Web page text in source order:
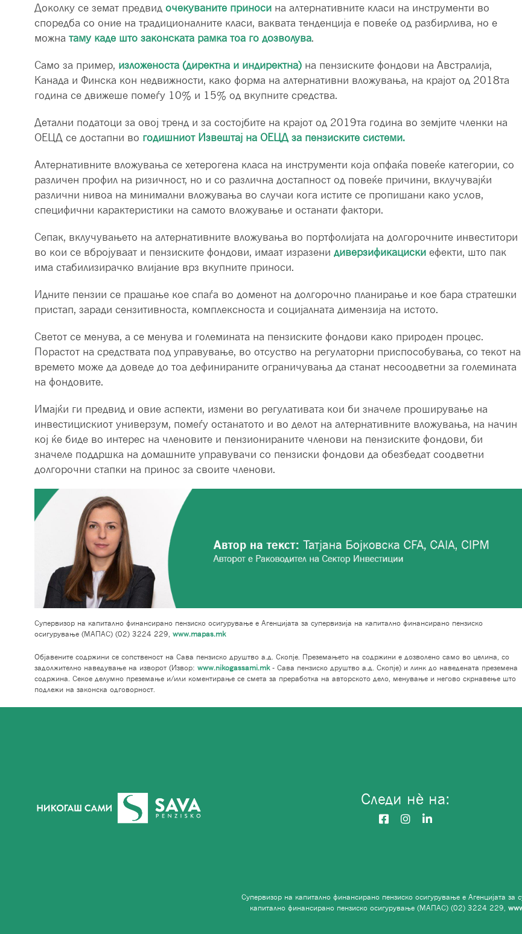
Доколку се земат предвид очекуваните приноси на алтернативните класи на инструменти во
споредба со оние на традиционалните класи, ваквата тенденција е повеќе од разбирлива, но е
можна таму каде што законската рамка тоа го дозволува.
Само за пример, изложеноста (директна и индиректна) на пензиските фондови на Австралија,
Канада и Финска кон недвижности, како форма на алтернативни вложувања, на крајот од 2018та
година се движеше помеѓу 10% и 15% од вкупните средства.
Детални податоци за овој тренд и за состојбите на крајот од 2019та година во земјите членки на
ОЕЦД се достапни во годишниот Извештај на ОЕЦД за пензиските системи.
Алтернативните вложувања се хетерогена класа на инструменти која опфаќа повеќе категории, со
различен профил на ризичност, но и со различна достапност од повеќе причини, вклучувајќи
различни нивоа на минимални вложувања во случаи кога истите се пропишани како услов,
специфични карактеристики на самото вложување и останати фактори.
Сепак, вклучувањето на алтернативните вложувања во портфолијата на долгорочните инвеститори
во кои се вбројуваат и пензиските фондови, имаат изразени диверзификациски ефекти, што пак
има стабилизирачко влијание врз вкупните приноси.
Идните пензии се прашање кое спаѓа во доменот на долгорочно планирање и кое бара стратешки
пристап, заради сензитивноста, комплексноста и социјалната димензија на истото.
Светот се менува, а се менува и големината на пензиските фондови како природен процес.
Порастот на средствата под управување, во отсуство на регулаторни приспособувања, со текот на
времето може да доведе до тоа дефинираните ограничувања да станат несоодветни за големината
на фондовите.
Имајќи ги предвид и овие аспекти, измени во регулативата кои би значеле проширување на
инвестицискиот универзум, помеѓу останатото и во делот на алтернативните вложувања, на начин
кој ќе биде во интерес на членовите и пензионираните членови на пензиските фондови, би
значеле поддршка на домашните управувачи со пензиски фондови да обезбедат соодветни
долгорочни стапки на принос за своите членови.
Супервизор на капитално финансирано пензиско осигурување е Агенцијата за супервизија на капитално финансирано пензиско
осигурување (МАПАС) (02) 3224 229, www.mapas.mk
Објавените содржини се сопственост на Сава пензиско друштво а.д. Скопје. Преземањето на содржини е дозволено само во целина, со
задолжително наведување на изворот (Извор: www.nikogassami.mk- Сава пензиско друштво а.д. Скопје) и линк до наведената преземена
содржина. Секое делумно преземање и/или коментирање се смета за преработка на авторското дело, менување и негово скрнавење што
подлежи на законска одговорност.
Следи нѐ на:
Супервизор на капитално финансирано пензиско осигурување е Агенцијата за
капитално финансирано пензиско осигурување (МАПАС) (02) 3224 229,